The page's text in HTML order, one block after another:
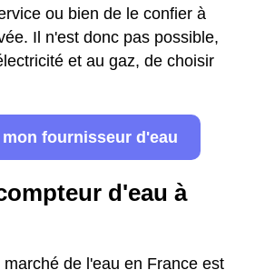
ou bien de le confier à
Il n'est donc pas possible,
et au gaz, de choisir
fournisseur d'eau
d'eau à
de l'eau en France est